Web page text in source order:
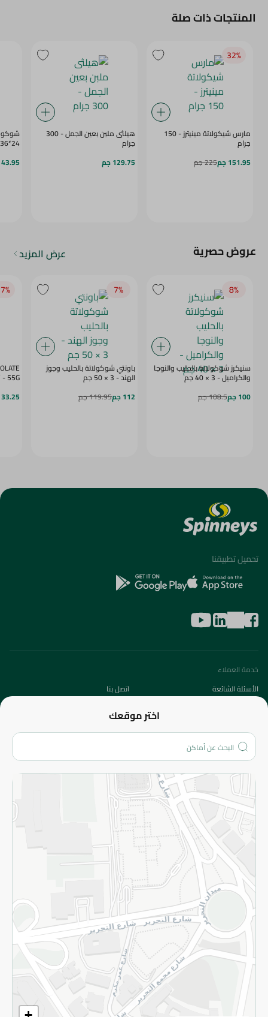
المنتجات ذات صلة
32‎%‎
مارس شيكولاتة مينيترز - 150
جرام
151.95 جم
225 جم
هيلثى ملبن بعين الجمل - 300
جرام
129.75 جم
24*36 جرام
43.95 جم
عروض حصرية عرض المزيد
8‎%‎
سنيكرز شوكولاتة بالحليب والنوجا
والكراميل - 3 × 40 جم
100 جم
108.5 جم
7‎%‎
باونتي شوكولاتة بالحليب وجوز
الهند - 3 × 50 جم
112 جم
119.95 جم
BERRY - 55G
33.25 جم
اختر موقعك
تحميل تطبيقنا
خدمة العملاء
الأسئلة الشائعة
اتصل بنا
من نحن؟
الفروع
المزيد
الاسترجاع
سياسة الاستخدام
سياسة الخصوصية
قم بالتسجيل للنشرة
©2026 - Spinneys | جميع الحقوق محفوظة